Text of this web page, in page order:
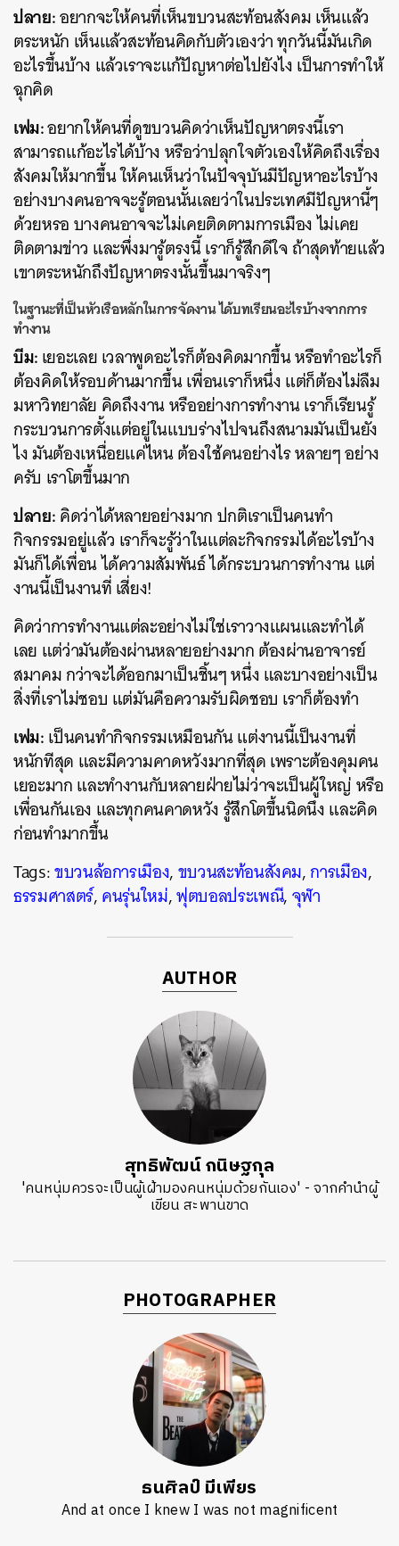
ปลาย:อยากจะให้คนที่เห็นขบวนสะท้อนสังคม เห็นแล้ว
ตระหนัก เห็นแล้วสะท้อนคิดกับตัวเองว่า ทุกวันนี้มันเกิด
อะไรขึ้นบ้าง แล้วเราจะแก้ปัญหาต่อไปยังไง เป็นการทำให้
ฉุกคิด
เฟม:อยากให้คนที่ดูขบวนคิดว่าเห็นปัญหาตรงนี้เรา
สามารถแก้อะไรได้บ้าง หรือว่าปลุกใจตัวเองให้คิดถึงเรื่อง
สังคมให้มากขึ้น ให้คนเห็นว่าในปัจจุบันมีปัญหาอะไรบ้าง
อย่างบางคนอาจจะรู้ตอนนั้นเลยว่าในประเทศมีปัญหานี้ๆ
ด้วยหรอ บางคนอาจจะไม่เคยติดตามการเมือง ไม่เคย
ติดตามข่าว และพึ่งมารู้ตรงนี้ เราก็รู้สึกดีใจ ถ้าสุดท้ายแล้ว
เขาตระหนักถึงปัญหาตรงนั้นขึ้นมาจริงๆ
ในฐานะที่เป็นหัวเรือหลักในการจัดงาน ได้บทเรียนอะไรบ้างจากการ
ทำงาน
บีม:เยอะเลย เวลาพูดอะไรก็ต้องคิดมากขึ้น หรือทำอะไรก็
ต้องคิดให้รอบด้านมากขึ้น เพื่อนเราก็หนึ่ง แต่ก็ต้องไม่ลืม
มหาวิทยาลัย คิดถึงงาน หรืออย่างการทำงาน เราก็เรียนรู้
กระบวนการตั้งแต่อยู่ในแบบร่างไปจนถึงสนามมันเป็นยัง
ไง มันต้องเหนื่อยแค่ไหน ต้องใช้คนอย่างไร หลายๆ อย่าง
ครับ เราโตขึ้นมาก
ปลาย:คิดว่าได้หลายอย่างมาก ปกติเราเป็นคนทำ
กิจกรรมอยู่แล้ว เราก็จะรู้ว่าในแต่ละกิจกรรมได้อะไรบ้าง
มันก็ได้เพื่อน ได้ความสัมพันธ์ ได้กระบวนการทำงาน แต่
งานนี้เป็นงานที่ เสี่ยง!
คิดว่าการทำงานแต่ละอย่างไม่ใช่เราวางแผนและทำได้
เลย แต่ว่ามันต้องผ่านหลายอย่างมาก ต้องผ่านอาจารย์
สมาคม กว่าจะได้ออกมาเป็นชิ้นๆ หนึ่ง และบางอย่างเป็น
สิ่งที่เราไม่ชอบ แต่มันคือความรับผิดชอบ เราก็ต้องทำ
เฟม:เป็นคนทำกิจกรรมเหมือนกัน แต่งานนี้เป็นงานที่
หนักทีสุด และมีความคาดหวังมากที่สุด เพราะต้องคุมคน
เยอะมาก และทำงานกับหลายฝ่ายไม่ว่าจะเป็นผู้ใหญ่ หรือ
เพื่อนกันเอง และทุกคนคาดหวัง รู้สึกโตขึ้นนิดนึง และคิด
ก่อนทำมากขึ้น
Tags:ขบวนล้อการเมือง,ขบวนสะท้อนสังคม,การเมือง,
ธรรมศาสตร์,คนรุ่นใหม่,ฟุตบอลประเพณี,จุฬา
AUTHOR
สุทธิพัฒน์ กนิษฐกุล
'คนหนุ่มควรจะเป็นผู้เฝ้ามองคนหนุ่มด้วยกันเอง' - จากคำนำผู้
เขียน สะพานขาด
PHOTOGRAPHER
ธนศิลป์ มีเพียร
And at once I knew I was not magnificent